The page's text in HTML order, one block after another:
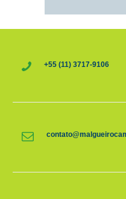
+55 (11) 3717-9106